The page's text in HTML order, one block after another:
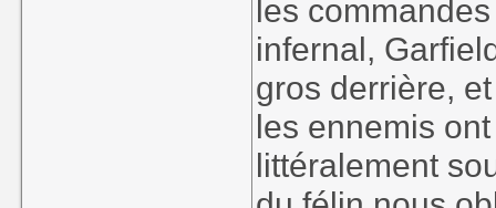
les
infernal,
gros derrière,
les ennemis
littéralement